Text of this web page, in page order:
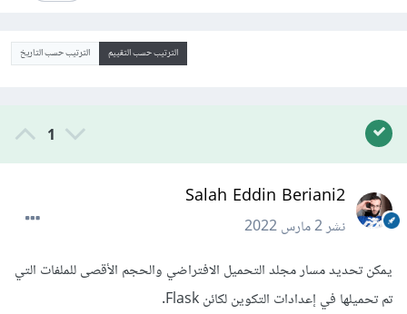
الترتيب حسب التقييم الترتيب حسب التاريخ
1
Salah Eddin Beriani2
نشر2 مارس 2022
يمكن تحديد مسار مجلد التحميل الافتراضي والحجم الأقصى للملفات التي
تم تحميلها في إعدادات التكوين لكائن Flask.